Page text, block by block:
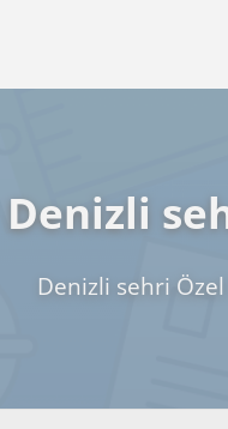
Denizli
Denizli sehri